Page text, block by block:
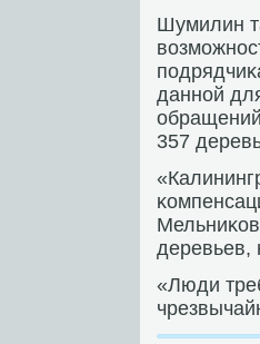
Шумилин
даннοй
357
деревьев,
«Люди